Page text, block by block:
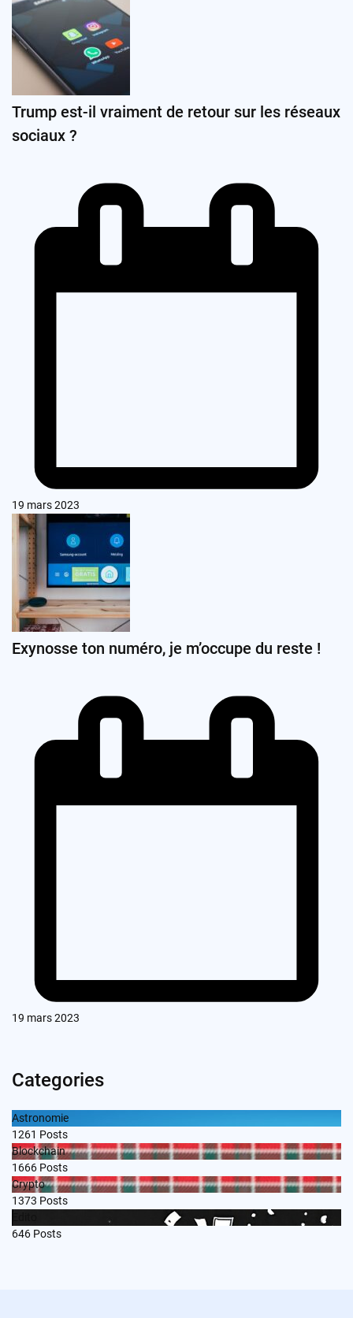
Trump est-il vraiment de retour sur les réseaux
sociaux ?
19 mars 2023
Exynosse ton numéro, je m’occupe du reste !
19 mars 2023
Categories
Astronomie
1261 Posts
Blockchain
1666 Posts
Crypto
1373 Posts
646 Posts